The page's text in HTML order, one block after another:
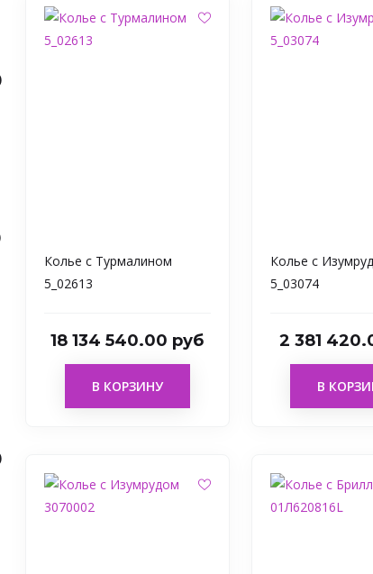
Колье с Турмалином
5_02613
18 134 540.00 руб
В КОРЗИНУ
Колье с
5_03074
2 381
В